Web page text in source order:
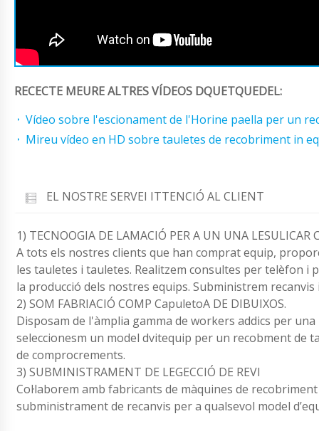
RECECTE MEURE ALTRES VÍDEOS DQUETQUEDEL:
Vídeo sobre l'escionament de l'Horine paella per un
Mireu vídeo en HD sobre tauletes de recobriment in
EL NOSTRE SERVEI ITTENCIÓ AL CLIENT
1) TECNOOGIA DE LAMACIÓ PER A UN UNA LESULICAR
A tots els nostres clients que han comprat equip,
les tauletes i tauletes. Realitzem consultes per telèfon
la producció dels nostres equips. Subministrem
2) SOM FABRIACIÓ COMP CapuletoA DE DIBUIXOS.
Disposam de l'àmplia gamma de workers addics per
seleccionesm un model dvitequip per un recobment de
de comprocrements.
3) SUBMINISTRAMENT DE LEGECCIÓ DE REVI
Col·laborem amb fabricants de màquines de
subministrament de recanvis per a qualsevol model